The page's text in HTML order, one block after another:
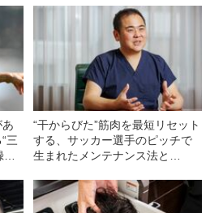
あ
三
“干からびた”筋肉を最短リセット
する、サッカー選手のピッチで
生まれたメンテナンス法と
軽快に動けるようになる」